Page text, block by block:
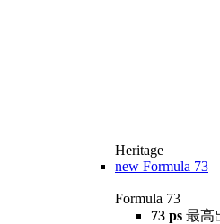
Heritage
new Formula 73
Formula 73
73 ps 最高